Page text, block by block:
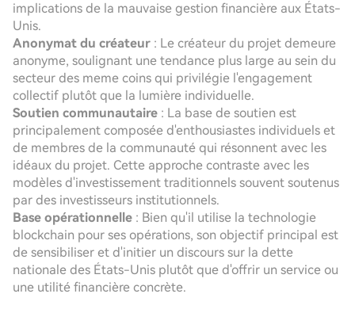
implications de la mauvaise gestion financière aux États-
Unis.
Anonymat du créateur : Le créateur du projet demeure
anonyme, soulignant une tendance plus large au sein du
secteur des meme coins qui privilégie l'engagement
collectif plutôt que la lumière individuelle.
Soutien communautaire : La base de soutien est
principalement composée d'enthousiastes individuels et
de membres de la communauté qui résonnent avec les
idéaux du projet. Cette approche contraste avec les
modèles d'investissement traditionnels souvent soutenus
par des investisseurs institutionnels.
Base opérationnelle : Bien qu'il utilise la technologie
blockchain pour ses opérations, son objectif principal est
de sensibiliser et d'initier un discours sur la dette
nationale des États-Unis plutôt que d'offrir un service ou
une utilité financière concrète.